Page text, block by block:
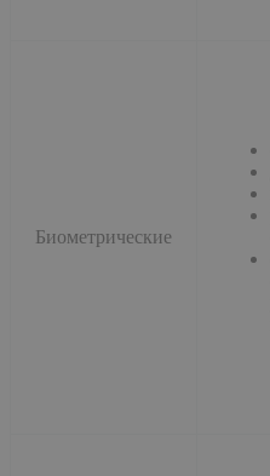
Биометрические